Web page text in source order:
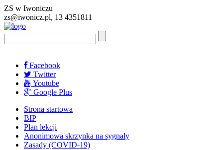
ZS w Iwoniczu
zs@iwonicz.pl, 13 4351811
Facebook
Twitter
Youtube
Google Plus
Strona startowa
BIP
Plan lekcji
Anonimowa skrzynka na sygnały
Zasady (COVID-19)